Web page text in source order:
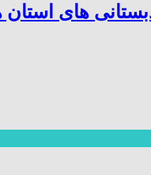
دبستانی های